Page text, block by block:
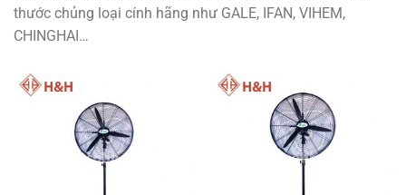
thước chủng loại cính hãng như GALE, IFAN, VIHEM,
CHINGHAI…